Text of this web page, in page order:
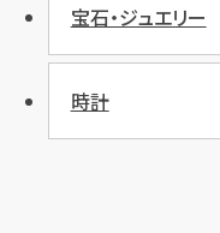
宝石・ジュエリー
時計